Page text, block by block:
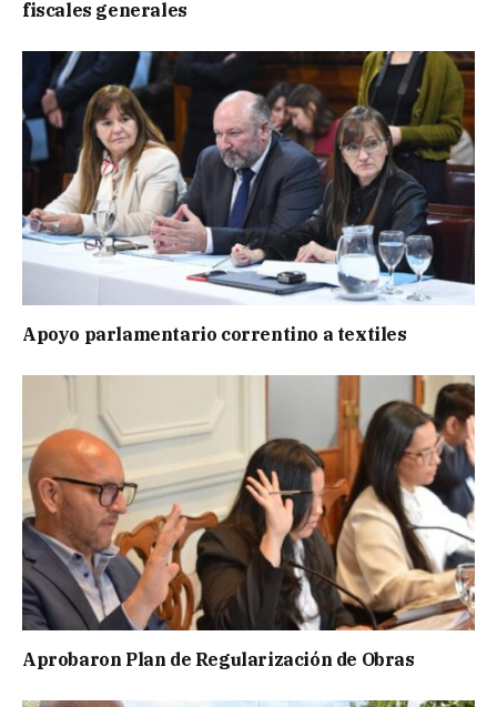
fiscales generales
Apoyo parlamentario correntino a textiles
Aprobaron Plan de Regularización de Obras